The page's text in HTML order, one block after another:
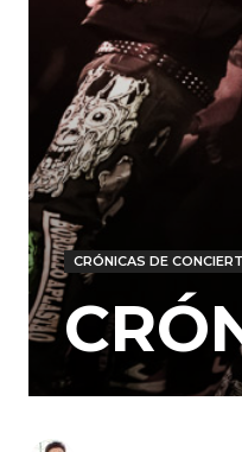
CRÓNICAS DE